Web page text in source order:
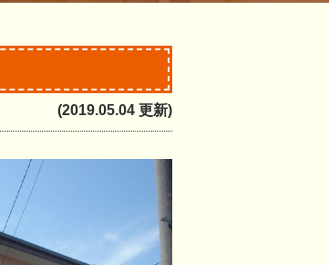
(2019.05.04 更新)